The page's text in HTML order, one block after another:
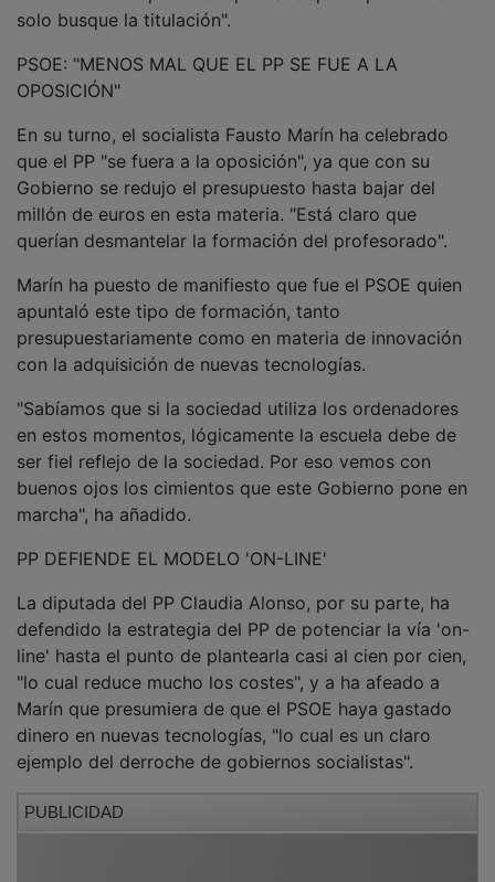
OPOSICIÓN"
que el PP "se fuera a la oposición", ya que con su
Gobierno se redujo el presupuesto hasta bajar del
millón de euros en esta materia. "Está claro que
querían desmantelar la formación del profesorado".
apuntaló este tipo de formación, tanto
presupuestariamente como en materia de innovación
con la adquisición de nuevas tecnologías.
en estos momentos, lógicamente la escuela debe de
ser fiel reflejo de la sociedad. Por eso vemos con
buenos ojos los cimientos que este Gobierno pone en
marcha", ha añadido.
defendido la estrategia del PP de potenciar la vía 'on-
line' hasta el punto de plantearla casi al cien por cien,
"lo cual reduce mucho los costes", y a ha afeado a
Marín que presumiera de que el PSOE haya gastado
dinero en nuevas tecnologías, "lo cual es un claro
ejemplo del derroche de gobiernos socialistas".